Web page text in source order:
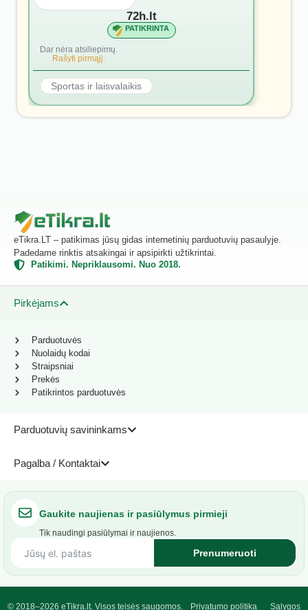
72h.lt
PATIKRINTA
Dar nėra atsiliepimų.
Rašyti pirmąjį.
Sportas ir laisvalaikis
eTikra.LT – patikimas jūsų gidas internetinių parduotuvių pasaulyje.
Padedame rinktis atsakingai ir apsipirkti užtikrintai.
Patikimi. Nepriklausomi. Nuo 2018.
Pirkėjams
Parduotuvių savininkams
Pagalba / Kontaktai
Parduotuvės
Nuolaidų kodai
Straipsniai
Prekės
Patikrintos parduotuvės
Gaukite naujienas ir pasiūlymus pirmieji
Tik naudingi pasiūlymai ir naujienos.
Prenumeruoti
© 2018–2026 eTikra.lt. Visos teisės saugomos. Privatumo politika Sąlygos